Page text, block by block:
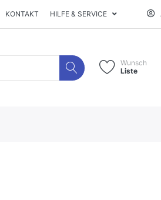
KONTAKT HILFE & SERVICE
Wunsch
Liste